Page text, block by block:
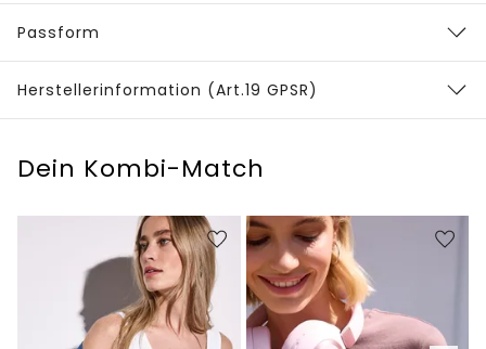
Passform
Herstellerinformation (Art.19 GPSR)
Dein Kombi-Match